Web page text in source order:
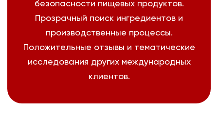
безопасности пищевых продуктов.
Прозрачный поиск ингредиентов и
производственные процессы.
Положительные отзывы и тематические
исследования других международных
клиентов.